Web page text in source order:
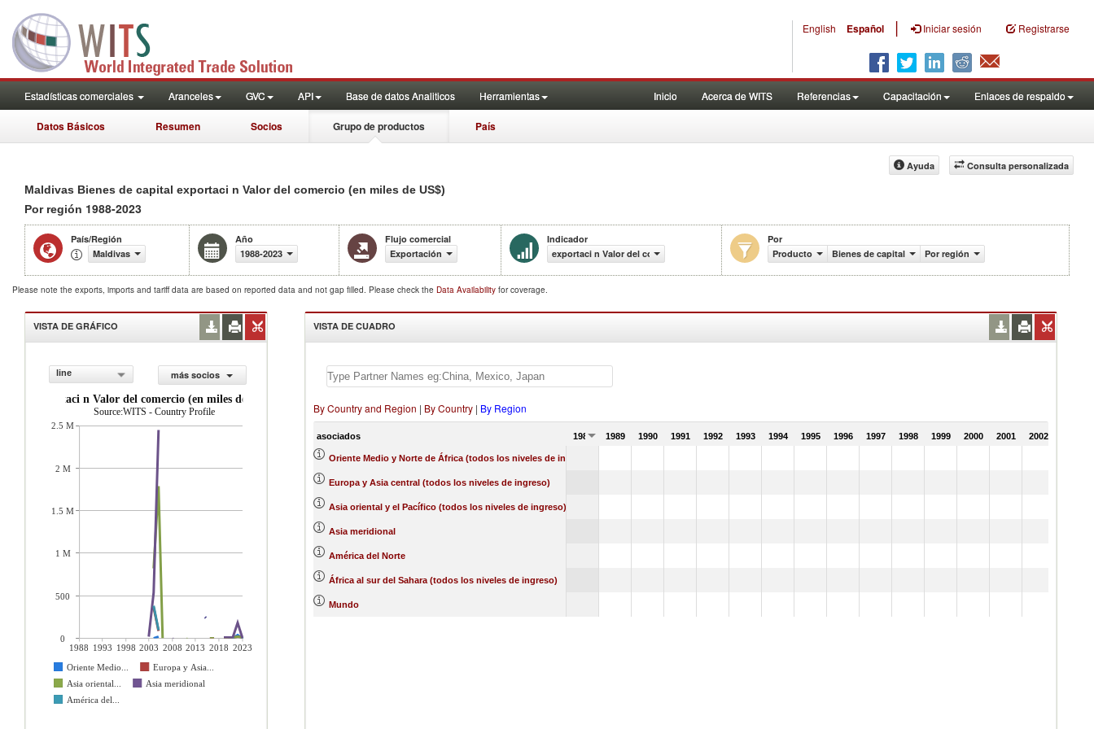
English Español | Iniciar sesión Registrarse
Estadísticas comerciales Aranceles GVC API Base de datos Analiticos Herramientas Inicio Acerca de WITS Referencias Capacitación Enlaces de respaldo
Datos Básicos Resumen Socios Grupo de productos País
Consulta personalizada
Ayuda
Maldivas Bienes de capital exportaci n Valor del comercio (en miles de US$)
Por región 1988-2023
País/Región
Maldivas
Año
1988-2023
Flujo comercial
Exportación
Indicador
exportaci n Valor del comercio (en miles de US$)
Por
Producto
Bienes de capital Por región
Please note the exports, imports and tariff data are based on reported data and not gap filled. Please check the Data Availability for coverage.
VISTA DE GRÁFICO
line
más socios
exportaci n Valor del comercio (en miles de US$)
Source:WITS - Country Profile
1988 1993 1998 2003 2008 2013 2018 2023
Oriente Medio...
Europa y Asia...
Asia oriental...
Asia meridional
América del...
2.5 M
2 M
1.5 M
1 M
500
0
VISTA DE CUADRO
By Country and Region | By Country| By Region
asociados 1988 1989 1990 1991 1992 1993 1994 1995 1996 1997 1998 1999 2000 2001 2002
Oriente Medio y Norte de África (todos los niveles de ingreso)
Europa y Asia central (todos los niveles de ingreso)
Asia oriental y el Pacífico (todos los niveles de ingreso)
Asia meridional
América del Norte
África al sur del Sahara (todos los niveles de ingreso)
Mundo